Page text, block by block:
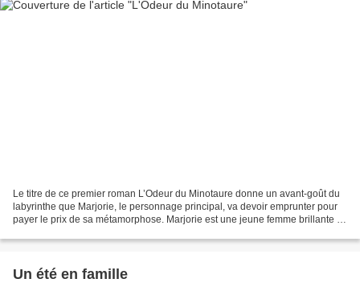
Le titre de ce premier roman L’Odeur du Minotaure donne un avant-goût du
labyrinthe que Marjorie, le personnage principal, va devoir emprunter pour
payer le prix de sa métamorphose. Marjorie est une jeune femme brillante et
Un été en famille